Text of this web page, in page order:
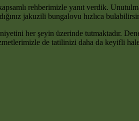
rehberimizle yanıt verdik.
jakuzili bungalovu hızlıca
her şeyin üzerinde tutmaktadır.
de tatilinizi daha da keyifli